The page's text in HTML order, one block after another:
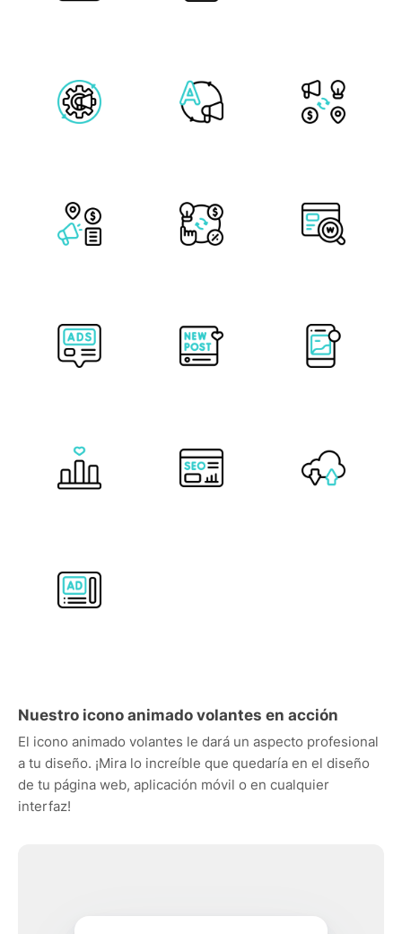
Nuestro icono animado volantes en acción
El icono animado volantes le dará un aspecto profesional
a tu diseño. ¡Mira lo increíble que quedaría en el diseño
de tu página web, aplicación móvil o en cualquier
interfaz!